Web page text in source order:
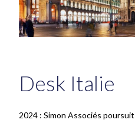
Desk Italie
2024 : Simon Associés